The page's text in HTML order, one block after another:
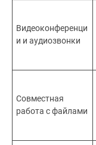
Видеоконференци
и и аудиозвонки
Совместная
работа с файлами